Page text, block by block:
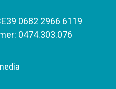
0682 2966 6119
0474.303.076